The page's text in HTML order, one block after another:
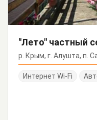
"Лето" частный
р. Крым, г. Алушта, п.
Интернет Wi-Fi